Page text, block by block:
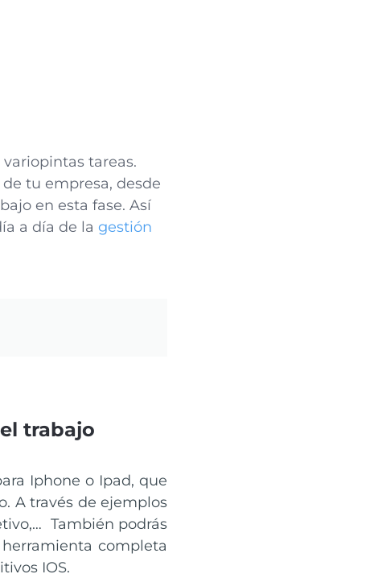
tareas.
tu empresa, desde
en esta fase. Así
a día de la gestión
trabajo
Iphone o Ipad, que
A través de ejemplos
También podrás
completa
IOS.